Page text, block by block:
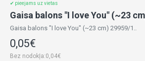
✔ pieejams uz vietas
Gaisa balons "I love You" (~23
Gaisa balons "I love You" (~23 cm) 29959/1..
0,05€
Bez nodokļa:0,04€